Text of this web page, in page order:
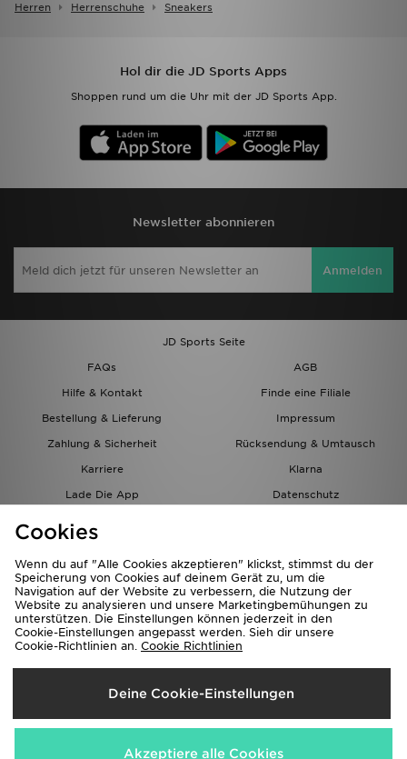
Herren Herrenschuhe Sneakers
Hol dir die JD Sports Apps
Shoppen rund um die Uhr mit der JD Sports App.
Newsletter abonnieren
Anmelden
JD Sports Seite
FAQs
AGB
Hilfe & Kontakt
Finde eine Filiale
Bestellung & Lieferung
Impressum
Zahlung & Sicherheit
Rücksendung & Umtausch
Karriere
Klarna
Lade Die App
Datenschutz
Lieferung Nach
Österreich
Wir akzeptieren folgende Zahlungsmethoden
Cookies
Wenn du auf "Alle Cookies akzeptieren" klickst, stimmst du der
Speicherung von Cookies auf deinem Gerät zu, um die
Navigation auf der Website zu verbessern, die Nutzung der
Website zu analysieren und unsere Marketingbemühungen zu
unterstützen. Die Einstellungen können jederzeit in den
Cookie-Einstellungen angepasst werden. Sieh dir unsere
Cookie-Richtlinien an. Cookie Richtlinien
Deine Cookie-Einstellungen
Akzeptiere alle Cookies